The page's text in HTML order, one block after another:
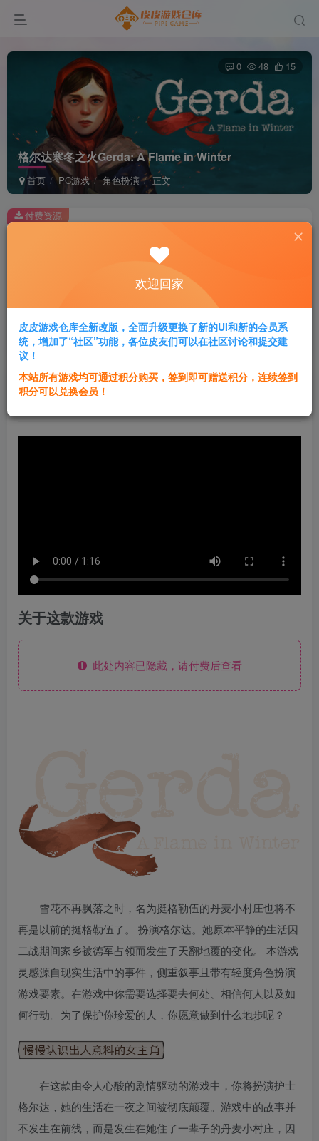
格尔达寒冬之火Gerda: A Flame in Winter
首页 PC游戏 角色扮演 正文
0 48 15
此内容为付费资源，请付费后查看
2积分
黄金会员免费 超级会员免费
登录购买
付费资源
群主1号
关于这款游戏
此处内容已隐藏，请付费后查看
雪花不再飘落之时，名为挺格勒伍的丹麦小村庄也将不
再是以前的挺格勒伍了。 扮演格尔达。她原本平静的生活因
二战期间家乡被德军占领而发生了天翻地覆的变化。 本游戏
灵感源自现实生活中的事件，侧重叙事且带有轻度角色扮演
游戏要素。在游戏中你需要选择要去何处、相信何人以及如
何行动。为了保护你珍爱的人，你愿意做到什么地步呢？
在这款由令人心酸的剧情驱动的游戏中，你将扮演护士
格尔达，她的生活在一夜之间被彻底颠覆。游戏中的故事并
不发生在前线，而是发生在她住了一辈子的丹麦小村庄，因
欢迎回家
皮皮游戏仓库全新改版，全面升级更换了新的UI和新的会员系
统，增加了“社区”功能，各位皮友们可以在社区讨论和提交建
议！
本站所有游戏均可通过积分购买，签到即可赠送积分，连续签到
积分可以兑换会员！